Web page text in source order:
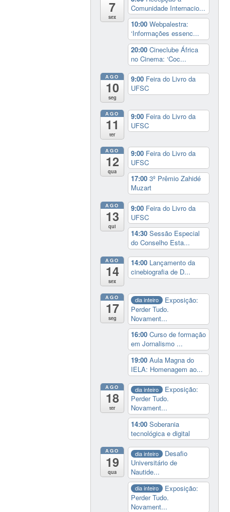
7
sex
Comunidade Internacio...
10:00Webpalestra:
‘Informações essenc...
20:00Cineclube África
no Cinema: ‘Coc...
AGO
10
seg
9:00 Feira do Livro da
UFSC
AGO
11
ter
9:00 Feira do Livro da
UFSC
AGO
12
qua
9:00 Feira do Livro da
UFSC
17:003º Prêmio Zahidé
Muzart
AGO
13
qui
9:00 Feira do Livro da
UFSC
14:30Sessão Especial
do Conselho Esta...
AGO
14
sex
14:00 Lançamento da
cinebiografia de D...
AGO
17
seg
dia inteiro
Exposição:
Perder Tudo.
Novament...
16:00Curso de formação
em Jornalismo ...
19:00Aula Magna do
IELA: Homenagem ao...
AGO
18
ter
dia inteiro
Exposição:
Perder Tudo.
Novament...
14:00Soberania
tecnológica e digital
AGO
19
qua
dia inteiro
Desafio
Universitário de
Nautide...
dia inteiro
Exposição:
Perder Tudo.
Novament...